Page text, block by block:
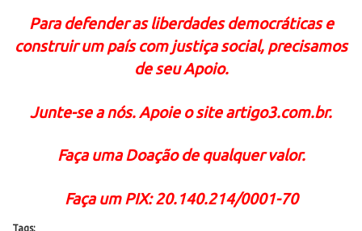
Para defender as liberdades democráticas e
construir um país com justiça social, precisamos
de seu Apoio.
Junte-se a nós. Apoie o site artigo3.com.br.
Faça uma Doação de qualquer valor.
Faça um PIX: 20.140.214/0001-70
Tags: